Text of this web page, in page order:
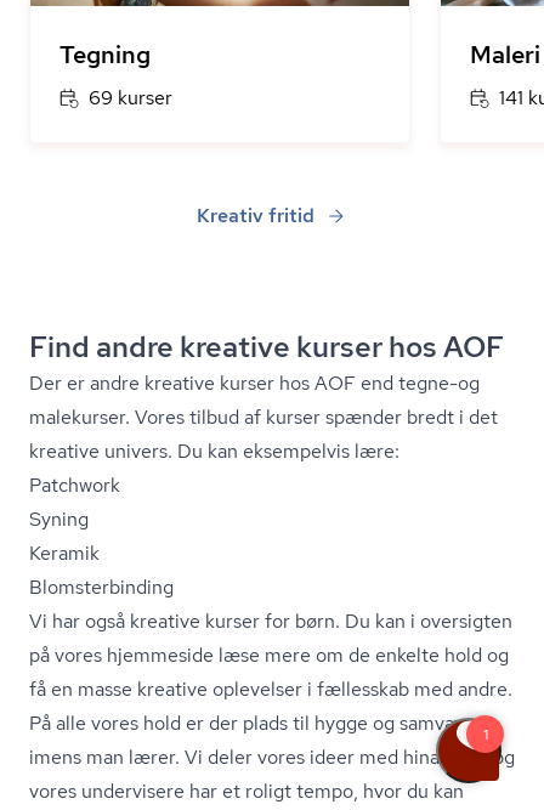
Tegning
69 kurser
Maleri
141
Kreativ fritid
Find andre kreative kurser hos AOF
Der er andre kreative kurser hos AOF end tegne-og
malekurser. Vores tilbud af kurser spænder bredt i det
kreative univers. Du kan eksempelvis lære:
Patchwork
Syning
Keramik
Blom­ster­bin­ding
Vi har også kreative kurser for børn. Du kan i oversigten
på vores hjemmeside læse mere om de enkelte hold og
få en masse kreative oplevelser i fællesskab med andre.
På alle vores hold er der plads til hygge og samvær,
imens man lærer. Vi deler vores ideer med hinanden, og
vores undervisere har et roligt tempo, hvor du kan